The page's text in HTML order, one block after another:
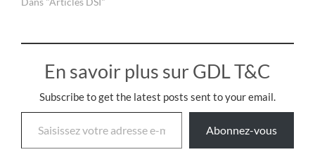
En savoir plus sur GDL T&C
Subscribe to get the latest posts sent to your email.
Abonnez-vous